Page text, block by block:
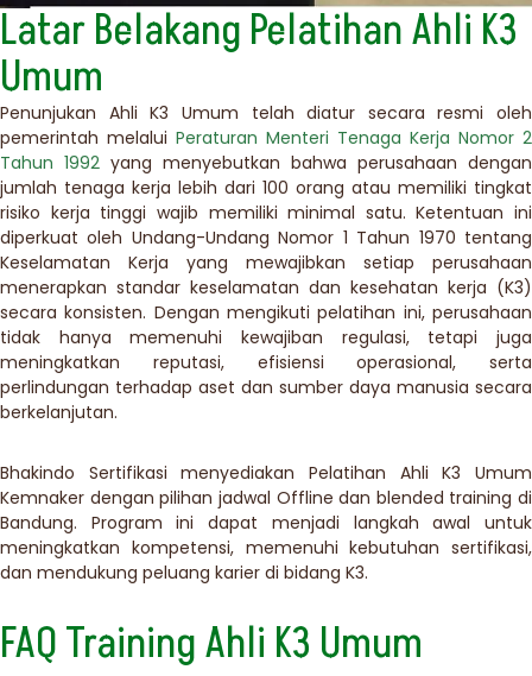
Latar Belakang Pelatihan Ahli K3
Umum
Penunjukan Ahli K3 Umum telah diatur secara resmi oleh
pemerintah melalui Peraturan Menteri Tenaga Kerja Nomor 2
Tahun 1992 yang menyebutkan bahwa perusahaan dengan
jumlah tenaga kerja lebih dari 100 orang atau memiliki tingkat
risiko kerja tinggi wajib memiliki minimal satu. Ketentuan ini
diperkuat oleh Undang-Undang Nomor 1 Tahun 1970 tentang
Keselamatan Kerja yang mewajibkan setiap perusahaan
menerapkan standar keselamatan dan kesehatan kerja (K3)
secara konsisten. Dengan mengikuti pelatihan ini, perusahaan
tidak hanya memenuhi kewajiban regulasi, tetapi juga
meningkatkan reputasi, efisiensi operasional, serta
perlindungan terhadap aset dan sumber daya manusia secara
berkelanjutan.
Bhakindo Sertifikasi menyediakan Pelatihan Ahli K3 Umum
Kemnaker dengan pilihan jadwal Offline dan blended training di
Bandung. Program ini dapat menjadi langkah awal untuk
meningkatkan kompetensi, memenuhi kebutuhan sertifikasi,
dan mendukung peluang karier di bidang K3.
FAQ Training Ahli K3 Umum